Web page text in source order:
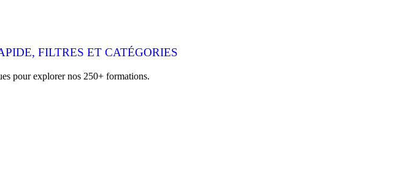
FILTRES ET CATÉGORIES
pour explorer nos 250+ formations.